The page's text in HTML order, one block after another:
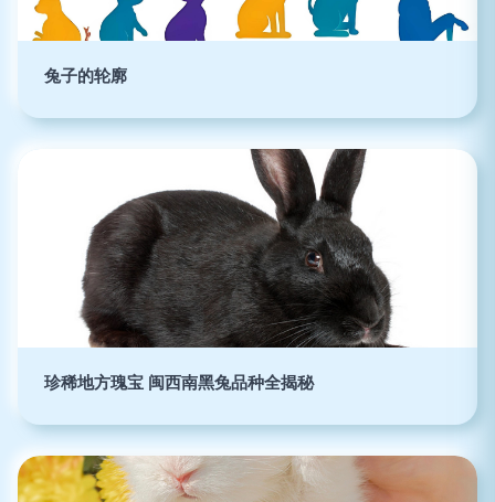
兔子的轮廓
珍稀地方瑰宝 闽西南黑兔品种全揭秘